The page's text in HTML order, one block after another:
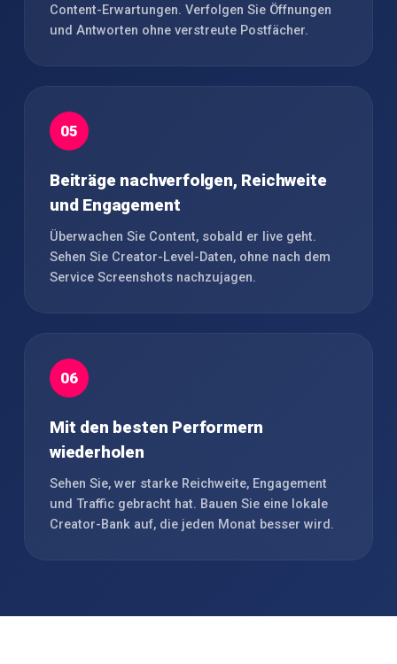
Content-Erwartungen. Verfolgen Sie Öffnungen
und Antworten ohne verstreute Postfächer.
05
Beiträge nachverfolgen, Reichweite
und Engagement
Überwachen Sie Content, sobald er live geht.
Sehen Sie Creator-Level-Daten, ohne nach dem
Service Screenshots nachzujagen.
06
Mit den besten Performern
wiederholen
Sehen Sie, wer starke Reichweite, Engagement
und Traffic gebracht hat. Bauen Sie eine lokale
Creator-Bank auf, die jeden Monat besser wird.